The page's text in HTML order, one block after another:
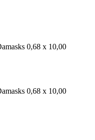
0,68 x 10,00
0,68 x 10,00